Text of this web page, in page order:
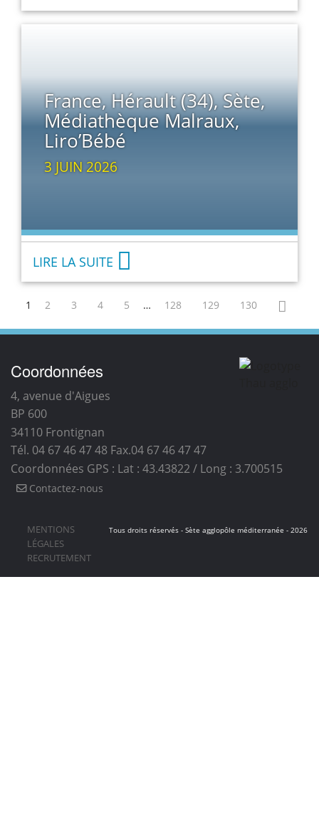
France, Hérault (34), Sète,
Médiathèque Malraux,
Liro’Bébé
3 JUIN 2026
LIRE LA SUITE
1 2 3 4 5 … 128 129 130
Coordonnées
4, avenue d'Aigues
BP 600
34110 Frontignan
Tél. 04 67 46 47 48 Fax.04 67 46 47 47
Coordonnées GPS : Lat : 43.43822 / Long : 3.700515
Contactez-nous
Tous droits réservés - Sète agglopôle méditerranée - 2026
MENTIONS
LÉGALES
RECRUTEMENT